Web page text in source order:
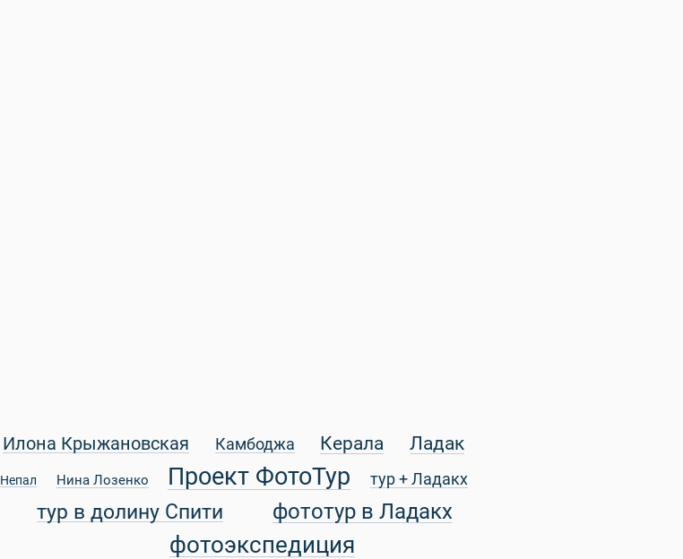
Илона Крыжановская Камбоджа Керала Ладак
Непал Нина Лозенко Проект ФотоТур тур + Ладакх
тур в долину Спити фототур в Ладакх
фотоэкспедиция